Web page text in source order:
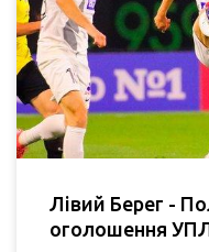
Лівий Берег -
оголошення